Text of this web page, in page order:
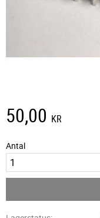
50,00 KR
Antal